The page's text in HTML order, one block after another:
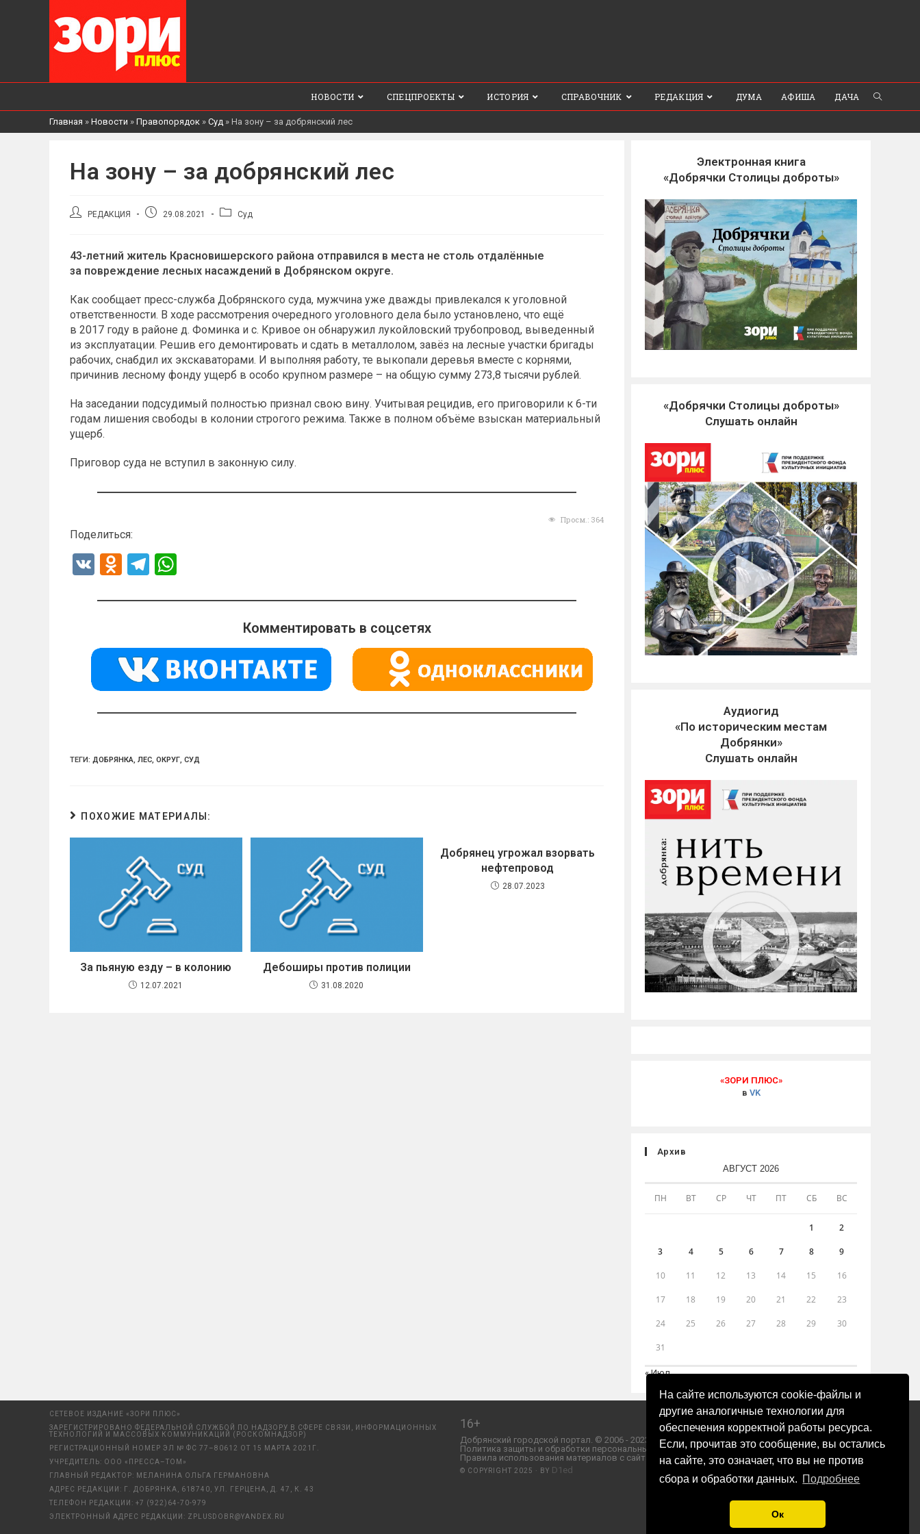
На сайте используются cookie-файлы и
другие аналогичные технологии для
обеспечения корректной работы ресурса.
Если, прочитав это сообщение, вы остались
на сайте, это означает, что вы не против
сбора и обработки данных. Подробнее
Ок
НОВОСТИ СПЕЦПРОЕКТЫ ИСТОРИЯ СПРАВОЧНИК РЕДАКЦИЯ ДУМА АФИША ДАЧА
Главная » Новости » Правопорядок » Суд » На зону – за добрянский лес
На зону – за добрянский лес
АвторРЕДАКЦИЯ
Запись29.08.2021
Рубрика
Суд
43-летний житель Красновишерского района отправился в места не столь отдалённые
за повреждение лесных насаждений в Добрянском округе.
Как сообщает пресс-служба Добрянского суда, мужчина уже дважды привлекался к уголовной
ответственности. В ходе рассмотрения очередного уголовного дела было установлено, что ещё
в 2017 году в районе д. Фоминка и с. Кривое он обнаружил лукойловский трубопровод, выведенный
из эксплуатации. Решив его демонтировать и сдать в металлолом, завёз на лесные участки бригады
рабочих, снабдил их экскаваторами. И выполняя работу, те выкопали деревья вместе с корнями,
причинив лесному фонду ущерб в особо крупном размере – на общую сумму 273,8 тысячи рублей.
На заседании подсудимый полностью признал свою вину. Учитывая рецидив, его приговорили к 6-ти
годам лишения свободы в колонии строгого режима. Также в полном объёме взыскан материальный
ущерб.
Приговор суда не вступил в законную силу.
Просм.: 364
Поделиться:
V
O
n
kl
a
ss
ni
T
e
a
m
at
A
p
p
Комментировать в соцсетях
ТЕГИ: ДОБРЯНКА, ЛЕС, ОКРУГ, СУД
ПОХОЖИЕ МАТЕРИАЛЫ:
За пьяную езду – в колонию
12.07.2021
Дебоширы против полиции
31.08.2020
Добрянец угрожал взорвать
нефтепровод
28.07.2023
Электронная книга
«Добрячки Столицы доброты»
«Добрячки Столицы доброты»
Слушать онлайн
Аудиогид
«По историческим местам
Добрянки»
Слушать онлайн
«ЗОРИ ПЛЮС»
в VK
Архив
АВГУСТ 2026
ПН ВТ СР ЧТ ПТ СБ ВС
1 2
3 4 5 6 7 8 9
10 11 12 13 14 15 16
17 18 19 20 21 22 23
24 25 26 27 28 29 30
31
« Июл
СЕТЕВОЕ ИЗДАНИЕ «ЗОРИ ПЛЮС»
ЗАРЕГИСТРИРОВАНО ФЕДЕРАЛЬНОЙ СЛУЖБОЙ ПО НАДЗОРУ В СФЕРЕ СВЯЗИ, ИНФОРМАЦИОННЫХ
ТЕХНОЛОГИЙ И МАССОВЫХ КОММУНИКАЦИЙ (РОСКОМНАДЗОР)
РЕГИСТРАЦИОННЫЙ НОМЕР ЭЛ № ФС 77–80612 ОТ 15 МАРТА 2021Г.
УЧРЕДИТЕЛЬ: ООО «ПРЕССА–ТОМ»
ГЛАВНЫЙ РЕДАКТОР: МЕЛАНИНА ОЛЬГА ГЕРМАНОВНА
АДРЕС РЕДАКЦИИ: Г. ДОБРЯНКА, 618740, УЛ. ГЕРЦЕНА, Д. 47, К. 43
ТЕЛЕФОН РЕДАКЦИИ: +7 (922)64-70-979
ЭЛЕКТРОННЫЙ АДРЕС РЕДАКЦИИ: ZPLUSDOBR@YANDEX.RU
16+
Добрянский городской портал. © 2006 - 2023 ООО «Пресса-Том».
Политика защиты и обработки персональных данных ООО «Пресса-Том».
Правила использования материалов с сайта «ЗОРИ ПЛЮС».
© COPYRIGHT 2025 · BY D1ed